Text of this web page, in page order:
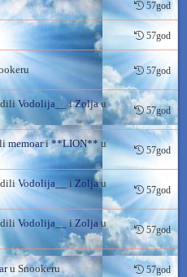
57god
57god
57god
Vodolija__iZoljau
57god
memoari**LION** u
57god
Vodolija__ i Zoljau
57god
Vodolija__iZolja u
57god
u Snookeru 57god